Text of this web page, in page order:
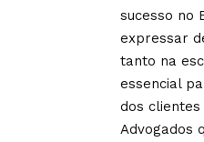
sucesso no
expressar
tanto na
essencial
dos
Advogados